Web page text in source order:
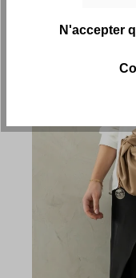
N'accepter